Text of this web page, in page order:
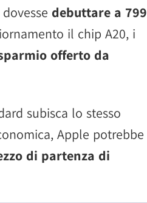
debuttare a 799
il chip A20, i
offerto da
subisca lo stesso
Apple potrebbe
di partenza di